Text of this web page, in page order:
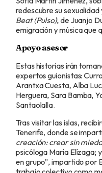
redescubre su
Beat (Pulso), de Juanjo
emigración y música que
Apoyo asesor
Estas historias irán
expertos guionistas:
Arantxa Cuesta, Alba
Herguera, Sara Bamba,
Santaolalla.
Tras visitar las islas,
Tenerife, donde se
creación: crear sin
psicóloga María Elízaga;
en grupo”, impartido por